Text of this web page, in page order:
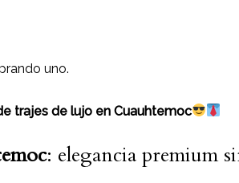
uno.
trajes de lujo en Cuauhtemoc
: elegancia premium